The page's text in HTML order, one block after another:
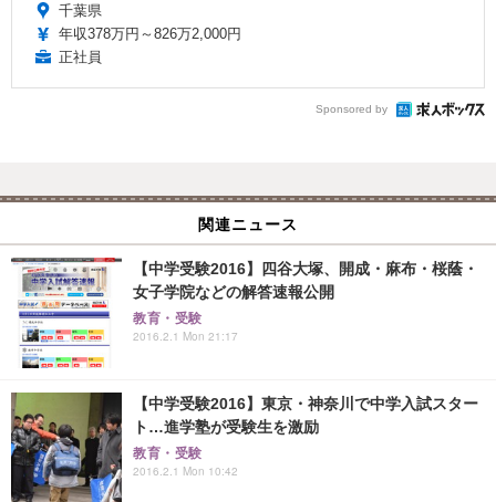
千葉県
年収378万円～826万2,000円
正社員
Sponsored by
関連ニュース
【中学受験2016】四谷大塚、開成・麻布・桜蔭・
女子学院などの解答速報公開
教育・受験
2016.2.1 Mon 21:17
【中学受験2016】東京・神奈川で中学入試スター
ト…進学塾が受験生を激励
教育・受験
2016.2.1 Mon 10:42